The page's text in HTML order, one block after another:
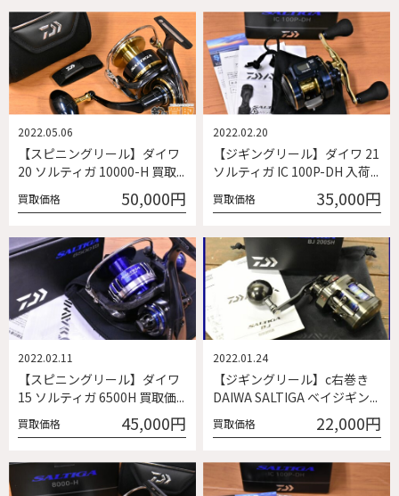
【スピニングリール】ダイワ
20 ソルティガ 10000-H 買取...
2022.05.06
買取価格 50,000円
【ジギングリール】ダイワ 21
ソルティガ IC 100P-DH 入荷...
2022.02.20
買取価格 35,000円
【スピニングリール】ダイワ
15 ソルティガ 6500H 買取価...
2022.02.11
買取価格 45,000円
【ジギングリール】c右巻き
DAIWA SALTIGA ベイジギン...
2022.01.24
買取価格 22,000円